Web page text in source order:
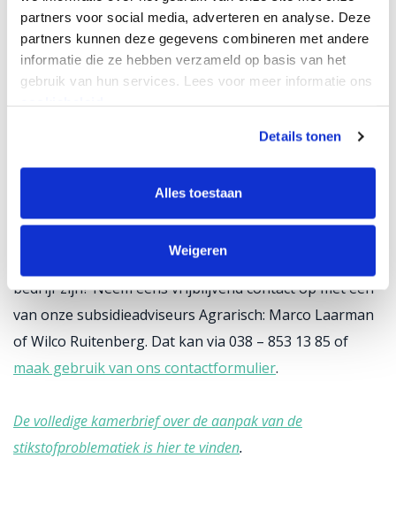
partners voor social media, adverteren en analyse. Deze
partners kunnen deze gegevens combineren met andere
informatie die ze hebben verzameld op basis van het
gebruik van hun services. Lees voor meer informatie ons
Details tonen
Alles toestaan
Weigeren
of stikstofreductie
aanvragen?
Wil jij weten wat de subsidiemogelijkheden voor jouw
bedrijf zijn? Neem eens vrijblijvend contact op met een
van onze subsidieadviseurs Agrarisch: Marco Laarman
of Wilco Ruitenberg. Dat kan via 038 – 853 13 85 of
maak gebruik van ons contactformulier.
De volledige kamerbrief over de aanpak van de
stikstofproblematiek is hier te vinden.